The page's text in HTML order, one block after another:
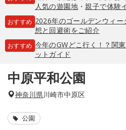
人気の遊園地・親子で体験
おすすめ 2026年のゴールデンウィ
想と回避術をご紹介
おすすめ 今年のGWどこ行く！？関
ットガイド
中原平和公園
神奈川県川崎市中原区
公園